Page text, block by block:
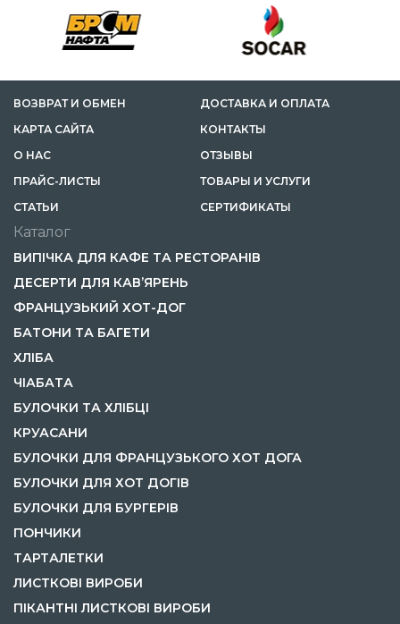
ВОЗВРАТ И ОБМЕН
ДОСТАВКА И ОПЛАТА
КАРТА САЙТА
КОНТАКТЫ
О НАС
ОТЗЫВЫ
ПРАЙС-ЛИСТЫ
ТОВАРЫ И УСЛУГИ
CТАТЬИ
СЕРТИФИКАТЫ
Каталог
ВИПІЧКА ДЛЯ КАФЕ ТА РЕСТОРАНІВ
ДЕСЕРТИ ДЛЯ КАВ’ЯРЕНЬ
ФРАНЦУЗЬКИЙ ХОТ-ДОГ
БАТОНИ ТА БАГЕТИ
ХЛІБА
ЧІАБАТА
БУЛОЧКИ ТА ХЛІБЦІ
КРУАСАНИ
БУЛОЧКИ ДЛЯ ФРАНЦУЗЬКОГО ХОТ ДОГА
БУЛОЧКИ ДЛЯ ХОТ ДОГІВ
БУЛОЧКИ ДЛЯ БУРГЕРІВ
ПОНЧИКИ
ТАРТАЛЕТКИ
ЛИСТКОВІ ВИРОБИ
ПІКАНТНІ ЛИСТКОВІ ВИРОБИ